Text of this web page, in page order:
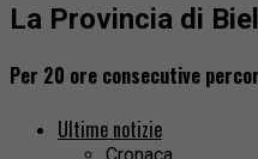
La Provincia di
Per 20 ore consecutive
Ultime notizie